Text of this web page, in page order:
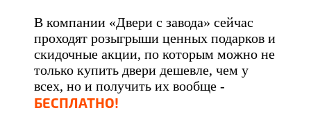
В компании «Двери с завода» сейчас
проходят розыгрыши ценных подарков и
скидочные акции, по которым можно не
только купить двери дешевле, чем у
всех, но и получить их вообще -
БЕСПЛАТНО!